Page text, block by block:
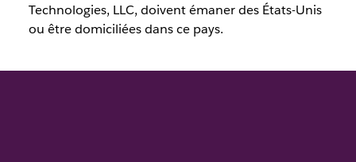
Technologies, LLC, doivent émaner des États-Unis
ou être domiciliées dans ce pays.